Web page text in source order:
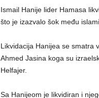
Ismail Hanije lider Hamasa
što je izazvalo šok među
Likvidacija Hanijea se smatra
Ahmed Jasina koga su
Helfajer.
Sa Hanijeom je likvidiran i